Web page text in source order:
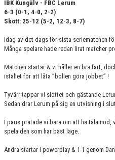
IBK Kungälv - FBC Lerum
6-3 (0-1, 4-0, 2-2)
Skott: 25-12 (5-2, 12-3, 8-7)
Idag av det dags för sista seriematchen
Många spelare hade redan lirat matcher
Matchen startar & vi håller en bra fart,
istället för att låta ”bollen göra jobbet” !
Tyvärr tappar vi slottet och gästande
Sedan drar Lerum på sig en utvisning i
I paus pratade vi bara om att ha
spela den som har bäst läge.
Andra startar i powerplay & 1-1 genom